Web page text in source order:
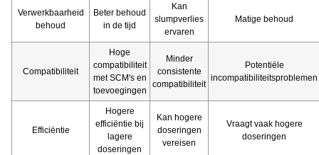
Verwerkbaarheid
behoud
Beter behoud
in de tijd
Kan
slumpverlies
ervaren
Matige behoud
Compatibiliteit
Hoge
compatibiliteit
met SCM's en
toevoegingen
Minder
consistente
compatibiliteit
Potentiële
incompatibiliteitsproblemen
Efficiëntie
Hogere
efficiëntie bij
lagere
doseringen
Kan hogere
doseringen
vereisen
Vraagt vaak hogere
doseringen